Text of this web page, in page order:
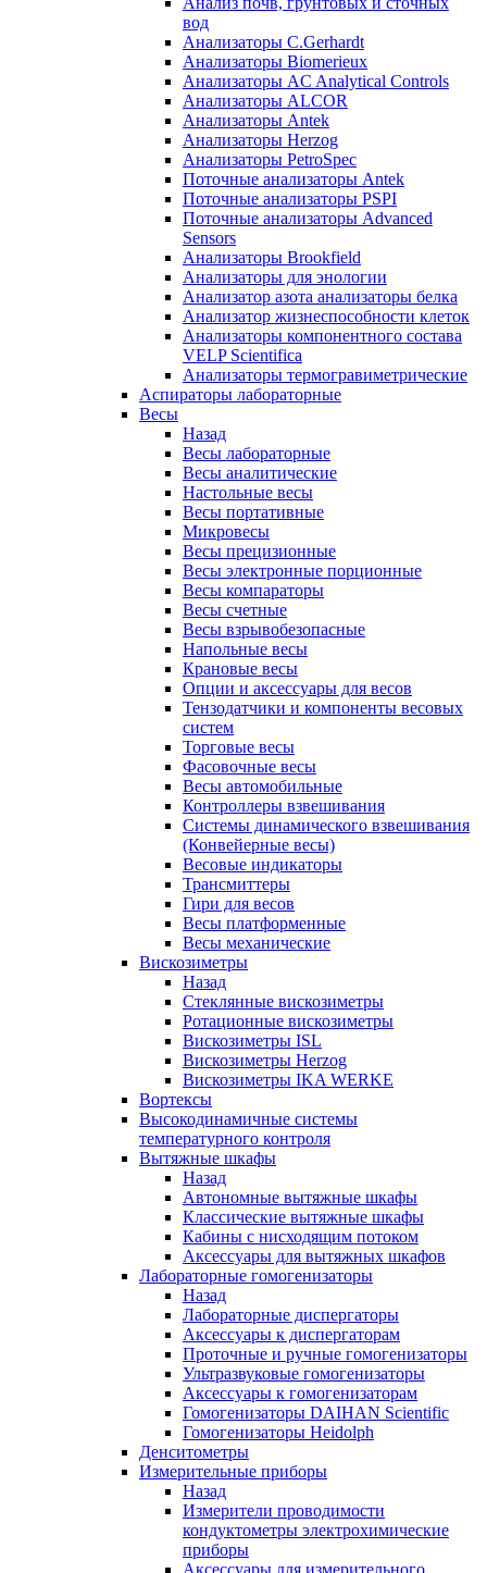
вод
Анализаторы C.Gerhardt
Анализаторы Biomerieux
Анализаторы AC Analytical Controls
Анализаторы ALCOR
Анализаторы Antek
Анализаторы Herzog
Анализаторы PetroSpec
Поточные анализаторы Antek
Поточные анализаторы PSPI
Поточные анализаторы Advanced
Sensors
Анализаторы Brookfield
Анализаторы для энологии
Анализатор азота анализаторы белка
Анализатор жизнеспособности клеток
Анализаторы компонентного состава
VELP Scientifica
Анализаторы термогравиметрические
Аспираторы лабораторные
Весы
Назад
Весы лабораторные
Весы аналитические
Настольные весы
Весы портативные
Микровесы
Весы прецизионные
Весы электронные порционные
Весы компараторы
Весы счетные
Весы взрывобезопасные
Напольные весы
Крановые весы
Опции и аксессуары для весов
Тензодатчики и компоненты весовых
систем
Торговые весы
Фасовочные весы
Весы автомобильные
Контроллеры взвешивания
Системы динамического взвешивания
(Конвейерные весы)
Весовые индикаторы
Трансмиттеры
Гири для весов
Весы платформенные
Весы механические
Вискозиметры
Назад
Стеклянные вискозиметры
Ротационные вискозиметры
Вискозиметры ISL
Вискозиметры Herzog
Вискозиметры IKA WERKE
Вортексы
Высокодинамичные системы
температурного контроля
Вытяжные шкафы
Назад
Автономные вытяжные шкафы
Классические вытяжные шкафы
Кабины с нисходящим потоком
Аксессуары для вытяжных шкафов
Лабораторные гомогенизаторы
Назад
Лабораторные диспергаторы
Аксессуары к диспергаторам
Проточные и ручные гомогенизаторы
Ультразвуковые гомогенизаторы
Аксессуары к гомогенизаторам
Гомогенизаторы DAIHAN Scientific
Гомогенизаторы Heidolph
Денситометры
Измерительные приборы
Назад
Измерители проводимости
кондуктометры электрохимические
приборы
Аксессуары для измерительного